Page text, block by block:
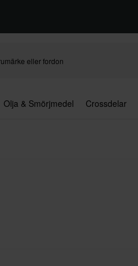
Olja & Smörjmedel Crossdelar